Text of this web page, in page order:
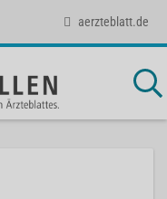
aerzteblatt.de